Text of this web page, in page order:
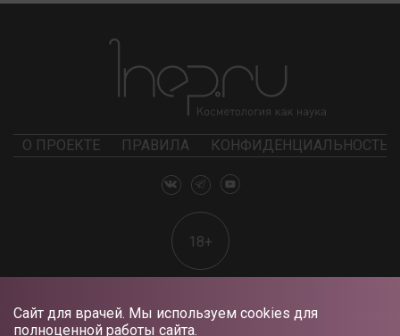
Сайт для врачей. Мы используем cookies для
полноценной работы сайта.
О ПРОЕКТЕ ПРАВИЛА КОНФИДЕНЦИАЛЬНОСТЬ
18+